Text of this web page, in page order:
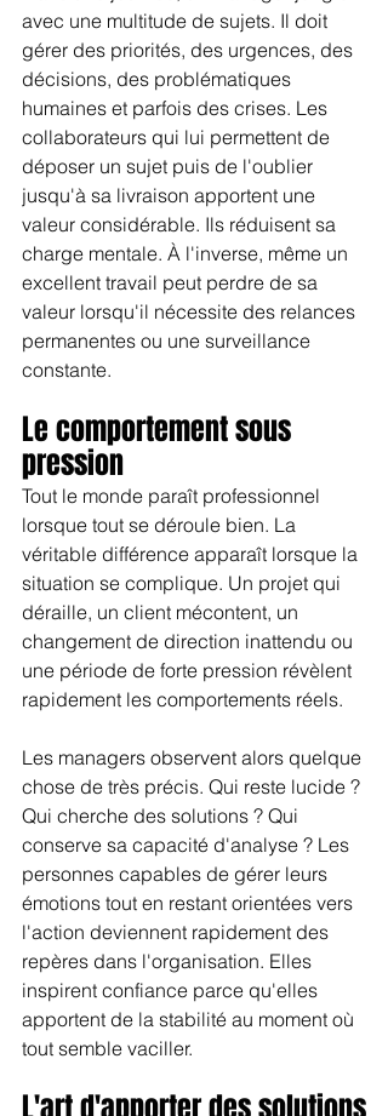
avec une multitude de sujets. Il doit
gérer des priorités, des urgences, des
décisions, des problématiques
humaines et parfois des crises. Les
collaborateurs qui lui permettent de
déposer un sujet puis de l'oublier
jusqu'à sa livraison apportent une
valeur considérable. Ils réduisent sa
charge mentale. À l'inverse, même un
excellent travail peut perdre de sa
valeur lorsqu'il nécessite des relances
permanentes ou une surveillance
constante.
Le comportement sous
pression
Tout le monde paraît professionnel
lorsque tout se déroule bien. La
véritable différence apparaît lorsque la
situation se complique. Un projet qui
déraille, un client mécontent, un
changement de direction inattendu ou
une période de forte pression révèlent
rapidement les comportements réels.
Les managers observent alors quelque
chose de très précis. Qui reste lucide ?
Qui cherche des solutions ? Qui
conserve sa capacité d'analyse ? Les
personnes capables de gérer leurs
émotions tout en restant orientées vers
l'action deviennent rapidement des
repères dans l'organisation. Elles
inspirent confiance parce qu'elles
apportent de la stabilité au moment où
tout semble vaciller.